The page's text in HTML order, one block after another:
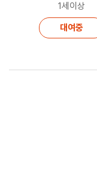
1세이상
대여중